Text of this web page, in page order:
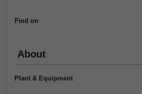
Find on
About
Plant & Equipment